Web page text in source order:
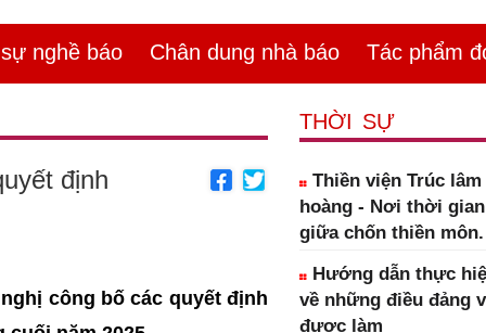
nghề báo Chân dung nhà báo Tác phẩm
định
công bố các quyết định
THỜI SỰ
Thiền viện Trúc
hoàng - Nơi thời
giữa chốn thiền môn.
Hướng dẫn thực
về những điều đảng
được làm